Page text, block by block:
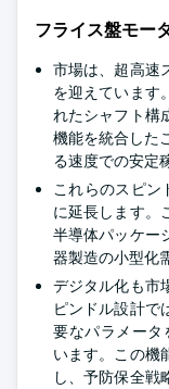
フライス盤モー
市場は、超高速
を迎えています
れたシャフト構
機能を統合した
る速度での安定
これらのスピン
に延長します。
半導体パッケー
器製造の小型化
デジタル化も市
ピンドル設計で
要なパラメータ
います。この機
し、予防保全戦